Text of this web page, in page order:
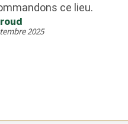
ce lieu.
2025